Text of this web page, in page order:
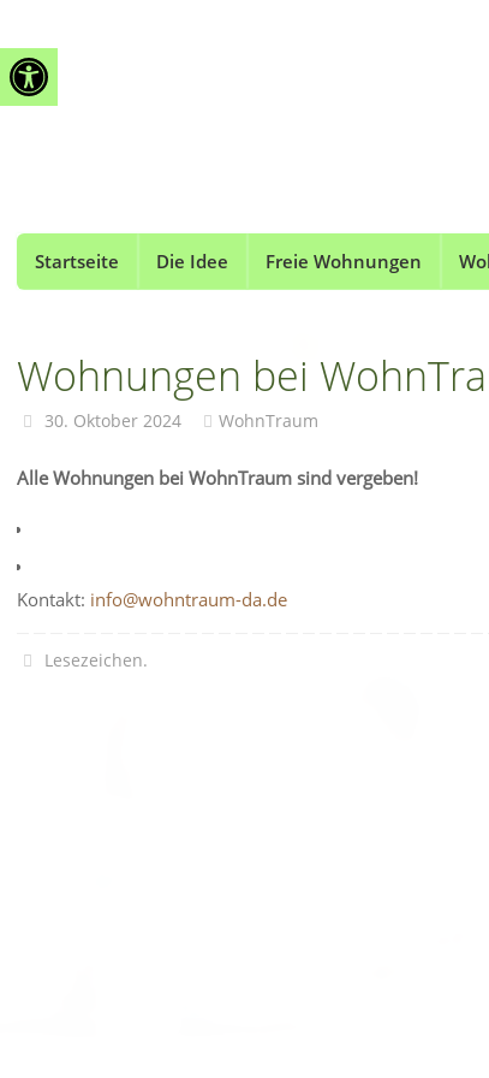
Open toolbar
Inhalt
springen
Zum
Inhalt
springen
Startseite Die Idee Freie Wohnungen
Wohnungen bei
30. Oktober 2024 WohnTraum
Alle Wohnungen bei WohnTraum sind vergeben!
Kontakt: info@wohntraum-da.de
Lesezeichen.